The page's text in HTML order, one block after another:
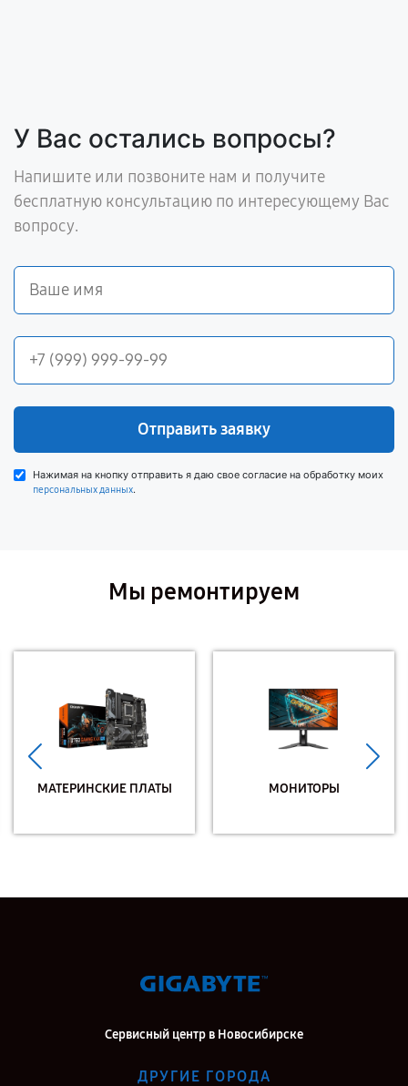
У Вас остались вопросы?
Напишите или позвоните нам и получите
бесплатную консультацию по интересующему Вас
вопросу.
Отправить заявку
Нажимая на кнопку отправить я даю свое согласие на обработку моих
персональных данных.
Мы ремонтируем
МАТЕРИНСКИЕ ПЛАТЫ МОНИТОРЫ
Сервисный центр в Новосибирске
ДРУГИЕ ГОРОДА